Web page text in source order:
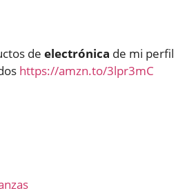
de electrónica de mi perfil
https://amzn.to/3lpr3mC